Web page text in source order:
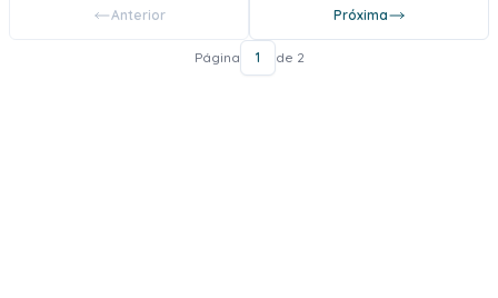
Anterior Próxima
Página 1 de 2